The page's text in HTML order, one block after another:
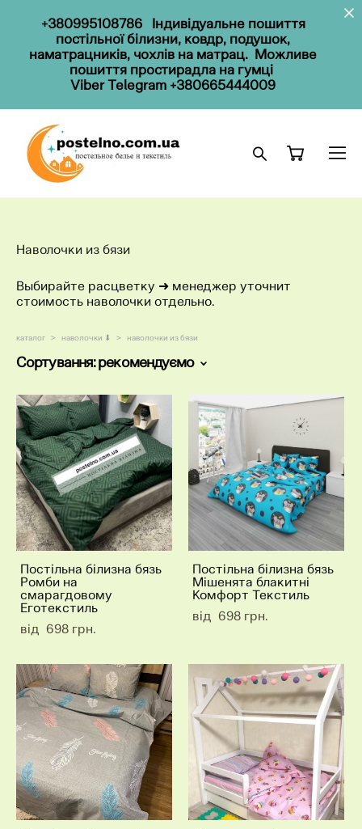
+380995108786Індивідуальне пошиття
постільної білизни, ковдр, подушок,
наматрацників, чохлів на матрац. Можливе
пошиття простирадла на гумці
Viber Telegram +380665444009
Наволочки из бязи
Выбирайте расцветку ​➜ менеджер уточнит
стоимость наволочки отдельно.
каталог > наволочки ⬇ > наволочки из бязи
Сортування:рекомендуємо
Постільна білизна бязь
Ромби на
смарагдовому
Еготекстиль
від 698 грн.
Постільна білизна бязь
Мішенята блакитні
Комфорт Текстиль
від 698 грн.